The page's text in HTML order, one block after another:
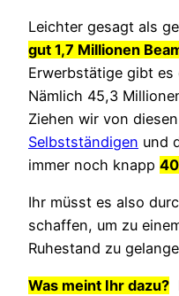
Leichter gesagt als
gut 1,7 Millionen
Erwerbstätige gibt es
Nämlich 45,3
Ziehen wir von
Selbstständigen und
immer noch knapp
Ihr müsst es also
schaffen, um zu
Ruhestand zu
Was meint Ihr dazu?